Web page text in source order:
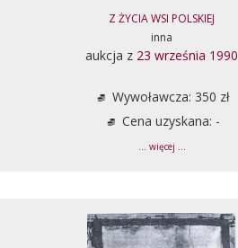
Z ŻYCIA WSI POLSKIEJ
inna
aukcja z 23 września 1990
Wywoławcza: 350 zł
Cena uzyskana: -
... więcej ...